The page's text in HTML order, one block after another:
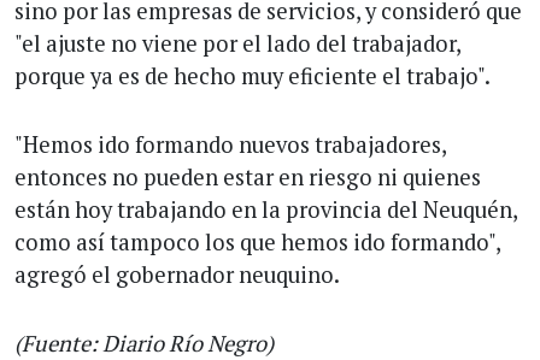
sino por las empresas de servicios, y consideró que
"el ajuste no viene por el lado del trabajador,
porque ya es de hecho muy eficiente el trabajo".
"Hemos ido formando nuevos trabajadores,
entonces no pueden estar en riesgo ni quienes
están hoy trabajando en la provincia del Neuquén,
como así tampoco los que hemos ido formando",
agregó el gobernador neuquino.
(Fuente: Diario Río Negro)